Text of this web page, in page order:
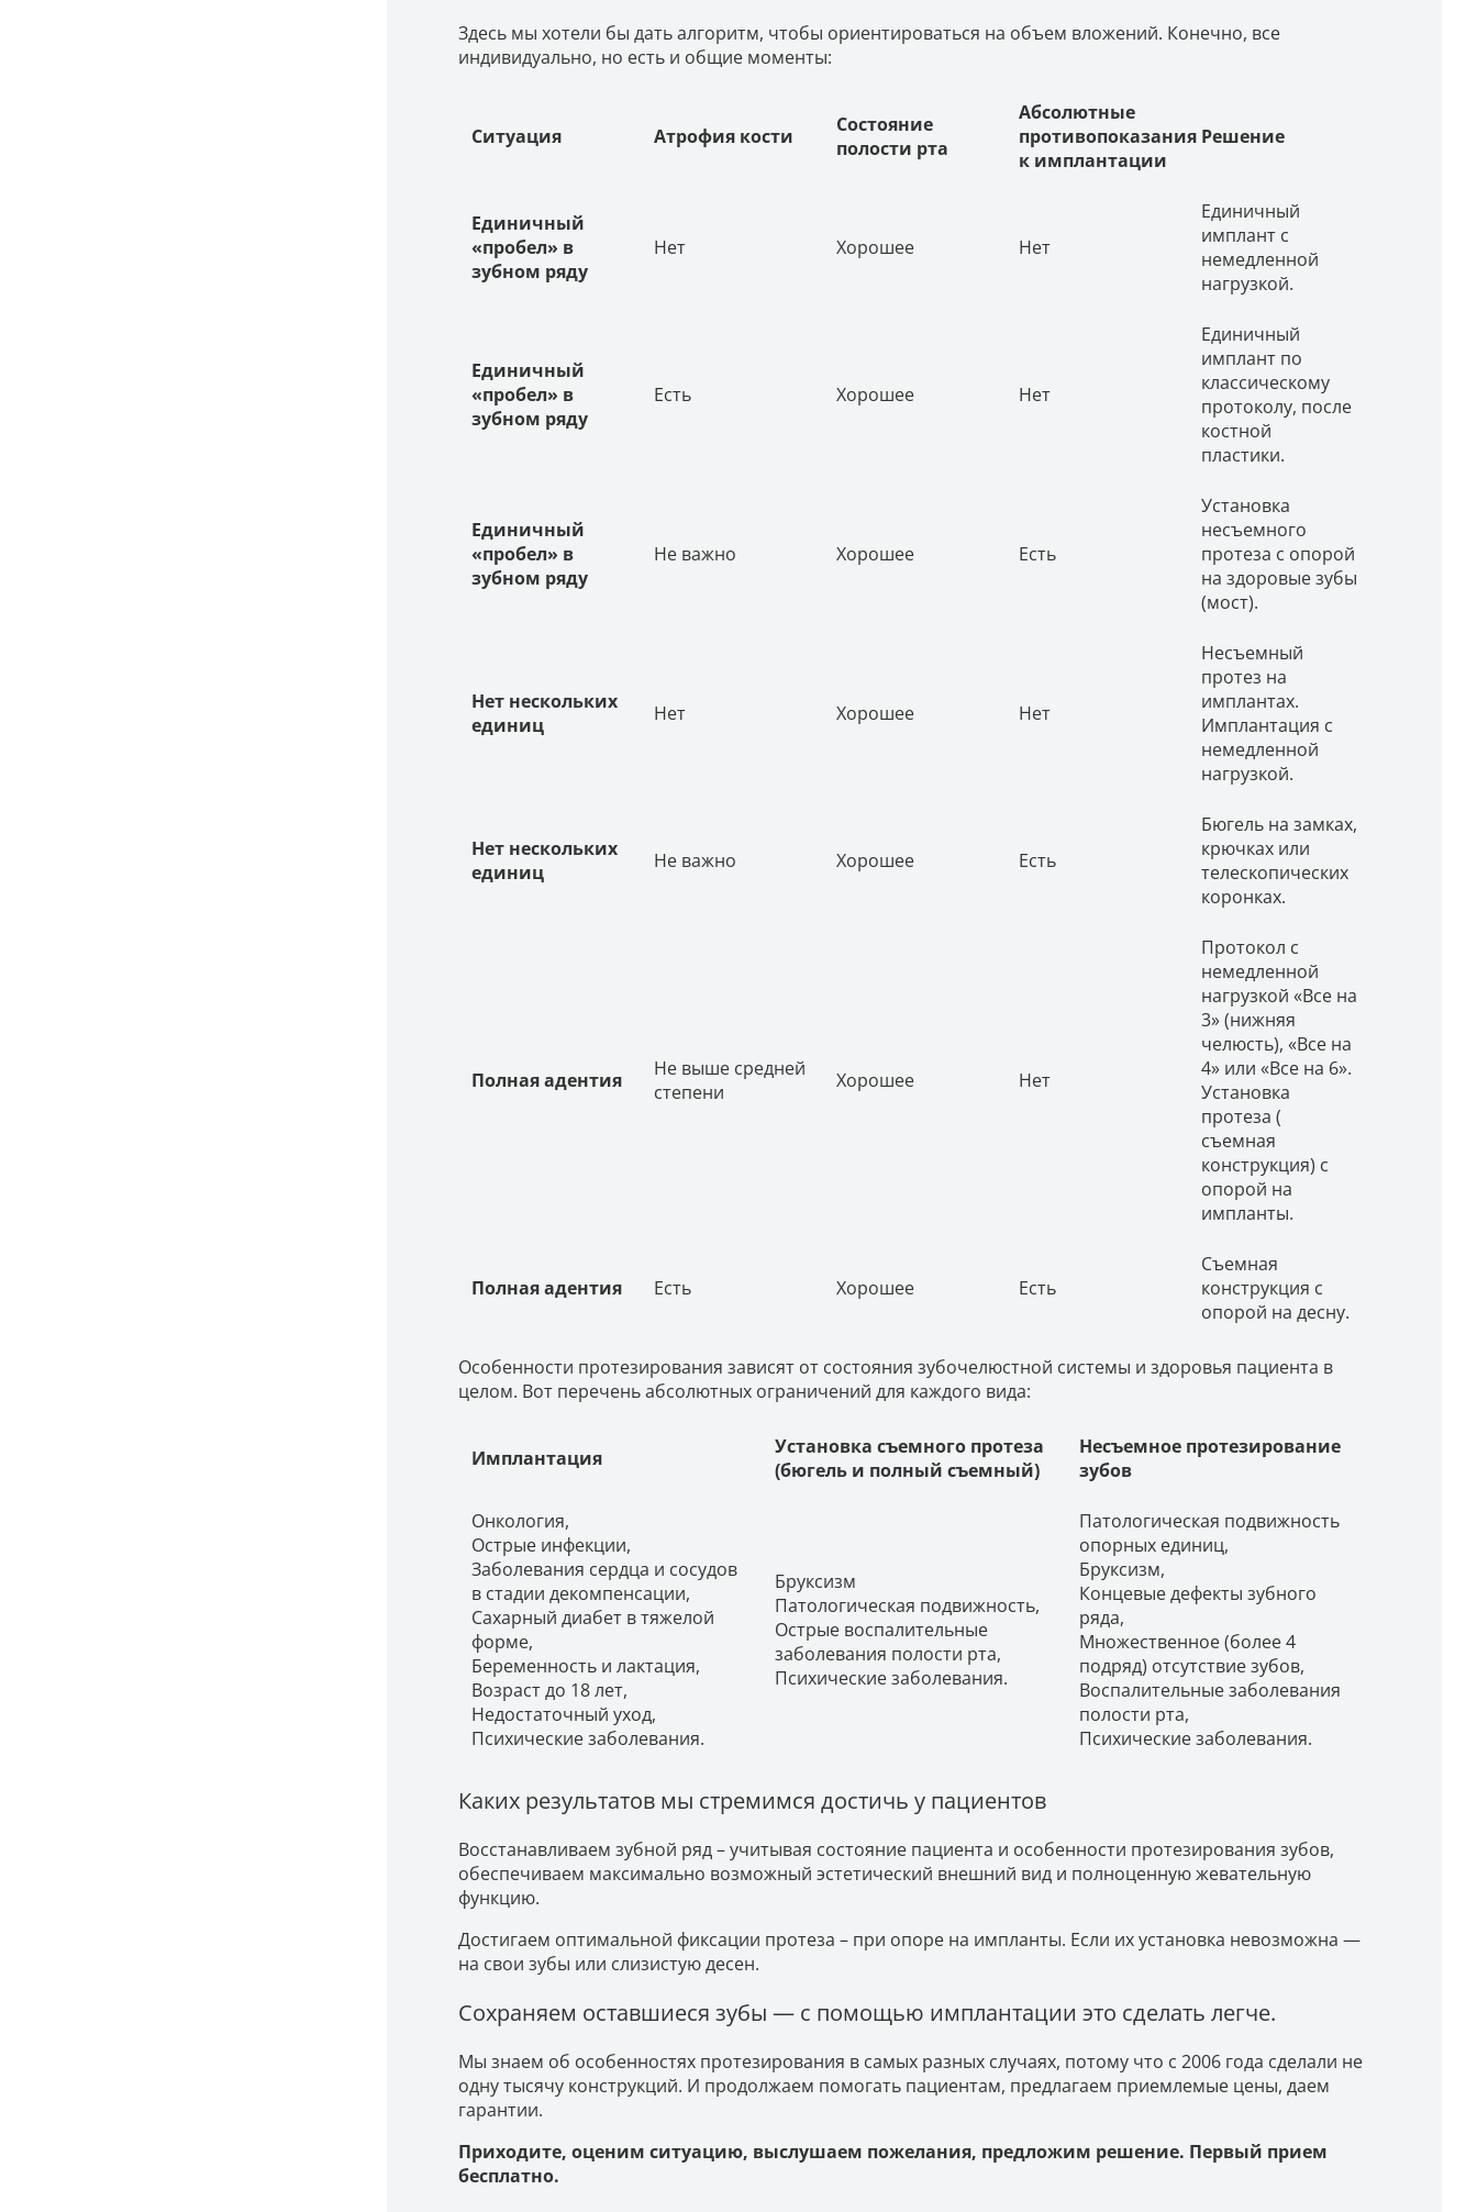
Здесь мы хотели бы дать алгоритм, чтобы ориентироваться на объем вложений. Конечно, все
индивидуально, но есть и общие моменты:
Ситуация Атрофия кости
Состояние
полости рта
Абсолютные
противопоказания
к имплантации
Решение
Единичный
«пробел» в
зубном ряду
Нет Хорошее Нет
Единичный
имплант с
немедленной
нагрузкой.
Единичный
«пробел» в
зубном ряду
Есть Хорошее Нет
Единичный
имплант по
классическому
протоколу, после
костной
пластики.
Единичный
«пробел» в
зубном ряду
Не важно Хорошее Есть
Установка
несъемного
протеза с опорой
на здоровые зубы
(мост).
Нет нескольких
единиц
Нет Хорошее Нет
Несъемный
протез на
имплантах.
Имплантация с
немедленной
нагрузкой.
Нет нескольких
единиц
Не важно Хорошее Есть
Бюгель на замках,
крючках или
телескопических
коронках.
Полная адентия
Не выше средней
степени
Хорошее Нет
Протокол с
немедленной
нагрузкой «Все на
3» (нижняя
челюсть), «Все на
4» или «Все на 6».
Установка
протеза (
съемная
конструкция) с
опорой на
импланты.
Полная адентия Есть Хорошее Есть
Съемная
конструкция с
опорой на десну.
Особенности протезирования зависят от состояния зубочелюстной системы и здоровья пациента в
целом. Вот перечень абсолютных ограничений для каждого вида:
Имплантация
Установка съемного протеза
(бюгель и полный съемный)
Несъемное протезирование
зубов
Онкология,
Острые инфекции,
Заболевания сердца и сосудов
в стадии декомпенсации,
Сахарный диабет в тяжелой
форме,
Беременность и лактация,
Возраст до 18 лет,
Недостаточный уход,
Психические заболевания.
Бруксизм
Патологическая подвижность,
Острые воспалительные
заболевания полости рта,
Психические заболевания.
Патологическая подвижность
опорных единиц,
Бруксизм,
Концевые дефекты зубного
ряда,
Множественное (более 4
подряд) отсутствие зубов,
Воспалительные заболевания
полости рта,
Психические заболевания.
Каких результатов мы стремимся достичь у пациентов
Восстанавливаем зубной ряд – учитывая состояние пациента и особенности протезирования зубов,
обеспечиваем максимально возможный эстетический внешний вид и полноценную жевательную
функцию.
Достигаем оптимальной фиксации протеза – при опоре на импланты. Если их установка невозможна —
на свои зубы или слизистую десен.
Сохраняем оставшиеся зубы — с помощью имплантации это сделать легче.
Мы знаем об особенностях протезирования в самых разных случаях, потому что с 2006 года сделали не
одну тысячу конструкций. И продолжаем помогать пациентам, предлагаем приемлемые цены, даем
гарантии.
Приходите, оценим ситуацию, выслушаем пожелания, предложим решение. Первый прием
бесплатно.